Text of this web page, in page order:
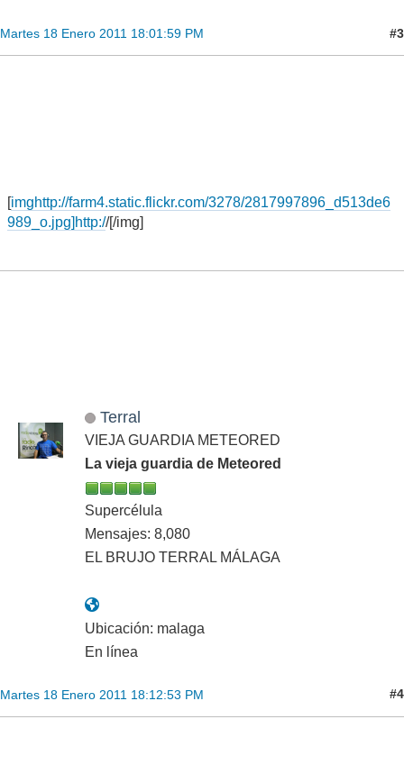
Martes 18 Enero 2011 18:01:59 PM #3
[imghttp://farm4.static.flickr.com/3278/2817997896_d513de6
989_o.jpg]http://[/img]
Terral
VIEJA GUARDIA METEORED
La vieja guardia de Meteored
Supercélula
Mensajes: 8,080
EL BRUJO TERRAL MÁLAGA
Ubicación: malaga
En línea
Martes 18 Enero 2011 18:12:53 PM #4